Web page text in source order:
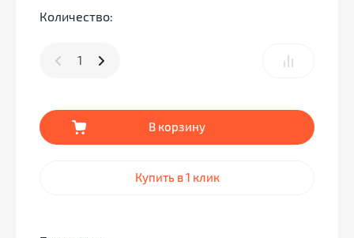
Количество:
В корзину
Купить в 1 клик